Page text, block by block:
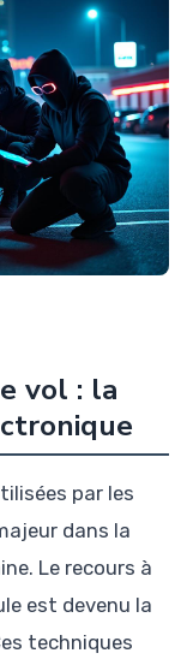
vol : la
par les
dans la
Le recours à
est devenu la
techniques